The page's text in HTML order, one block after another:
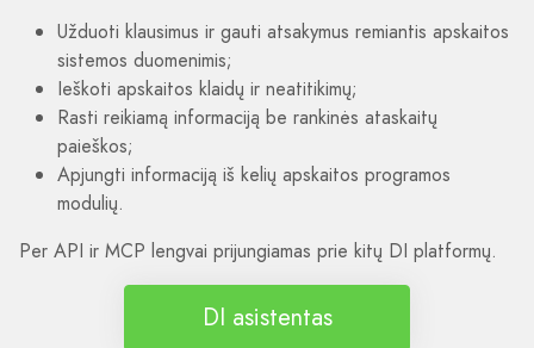
Užduoti klausimus ir gauti atsakymus remiantis apskaitos
sistemos duomenimis;
Ieškoti apskaitos klaidų ir neatitikimų;
Rasti reikiamą informaciją be rankinės ataskaitų
paieškos;
Apjungti informaciją iš kelių apskaitos programos
modulių.
Per API ir MCP lengvai prijungiamas prie kitų DI platformų.
DI asistentas